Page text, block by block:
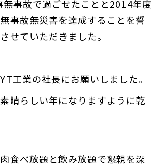
事故で過ごせたことと2014年度
事故無災害を達成することを誓
せていただきました。
工業の社長にお願いしました。
晴らしい年になりますように乾
食べ放題と飲み放題で懇親を深